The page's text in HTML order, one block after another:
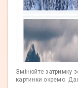
Змінюйте затримку
картинки окремо.